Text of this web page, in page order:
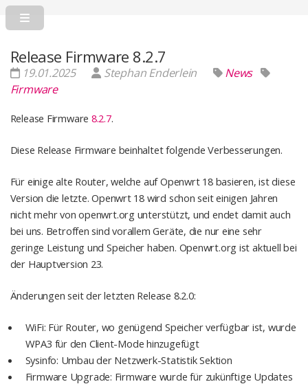
Release Firmware 8.2.7
19.01.2025 Stephan Enderlein
News
Firmware
Release Firmware 8.2.7.
Diese Release Firmware beinhaltet folgende Verbesserungen.
Für einige alte Router, welche auf Openwrt 18 basieren, ist diese
Version die letzte. Openwrt 18 wird schon seit einigen Jahren
nicht mehr von openwrt.org unterstützt, und endet damit auch
bei uns. Betroffen sind vorallem Geräte, die nur eine sehr
geringe Leistung und Speicher haben. Openwrt.org ist aktuell bei
der Hauptversion 23.
Änderungen seit der letzten Release 8.2.0:
WiFi: Für Router, wo genügend Speicher verfügbar ist, wurde
WPA3 für den Client-Mode hinzugefügt
Sysinfo: Umbau der Netzwerk-Statistik Sektion
Firmware Upgrade: Firmware wurde für zukünftige Updates